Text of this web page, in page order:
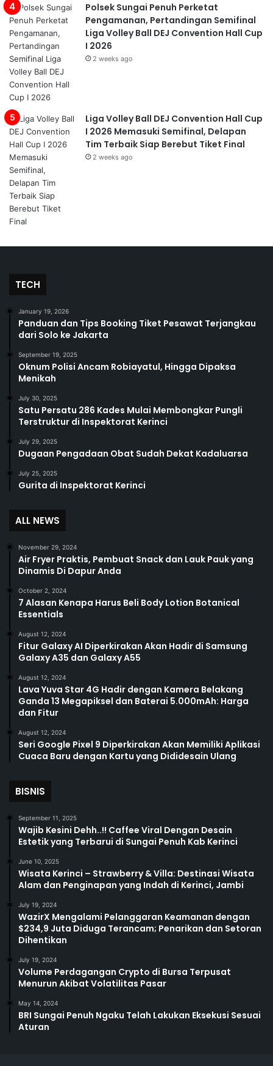
Polsek Sungai Penuh Perketat
Pengamanan, Pertandingan Semifinal
Liga Volley Ball DEJ Convention Hall Cup
I 2026
2 weeks ago
Liga Volley Ball DEJ Convention Hall Cup
I 2026 Memasuki Semifinal, Delapan
Tim Terbaik Siap Berebut Tiket Final
2 weeks ago
TECH
January 19, 2026
Panduan dan Tips Booking Tiket Pesawat Terjangkau
dari Solo ke Jakarta
September 19, 2025
Oknum Polisi Ancam Robiayatul, Hingga Dipaksa
Menikah
July 30, 2025
Satu Persatu 286 Kades Mulai Membongkar Pungli
Terstruktur di Inspektorat Kerinci
July 29, 2025
Dugaan Pengadaan Obat Sudah Dekat Kadaluarsa
July 25, 2025
Gurita di Inspektorat Kerinci
ALL NEWS
November 29, 2024
Air Fryer Praktis, Pembuat Snack dan Lauk Pauk yang
Dinamis Di Dapur Anda
October 2, 2024
7 Alasan Kenapa Harus Beli Body Lotion Botanical
Essentials
August 12, 2024
Fitur Galaxy AI Diperkirakan Akan Hadir di Samsung
Galaxy A35 dan Galaxy A55
August 12, 2024
Lava Yuva Star 4G Hadir dengan Kamera Belakang
Ganda 13 Megapiksel dan Baterai 5.000mAh: Harga
dan Fitur
August 12, 2024
Seri Google Pixel 9 Diperkirakan Akan Memiliki Aplikasi
Cuaca Baru dengan Kartu yang Dididesain Ulang
BISNIS
September 11, 2025
Wajib Kesini Dehh..!! Caffee Viral Dengan Desain
Estetik yang Terbarui di Sungai Penuh Kab Kerinci
June 10, 2025
Wisata Kerinci – Strawberry & Villa: Destinasi Wisata
Alam dan Penginapan yang Indah di Kerinci, Jambi
July 19, 2024
WazirX Mengalami Pelanggaran Keamanan dengan
$234,9 Juta Diduga Terancam; Penarikan dan Setoran
Dihentikan
July 19, 2024
Volume Perdagangan Crypto di Bursa Terpusat
Menurun Akibat Volatilitas Pasar
May 14, 2024
BRI Sungai Penuh Ngaku Telah Lakukan Eksekusi Sesuai
Aturan